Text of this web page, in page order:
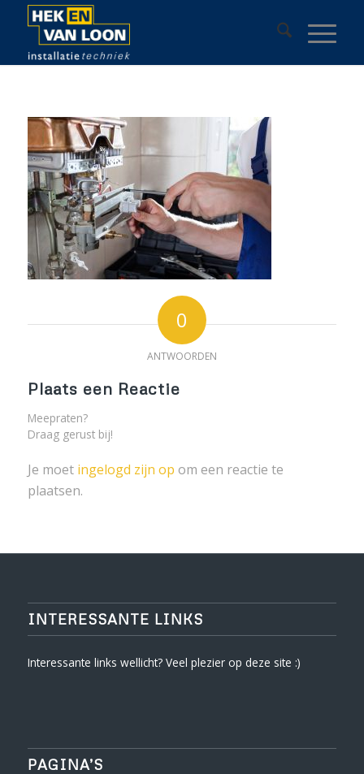
0
ANTWOORDEN
Plaats een Reactie
Meepraten?
Draag gerust bij!
Je moet ingelogd zijn op om een reactie te
plaatsen.
INTERESSANTE LINKS
Interessante links wellicht? Veel plezier op deze site :)
PAGINA’S